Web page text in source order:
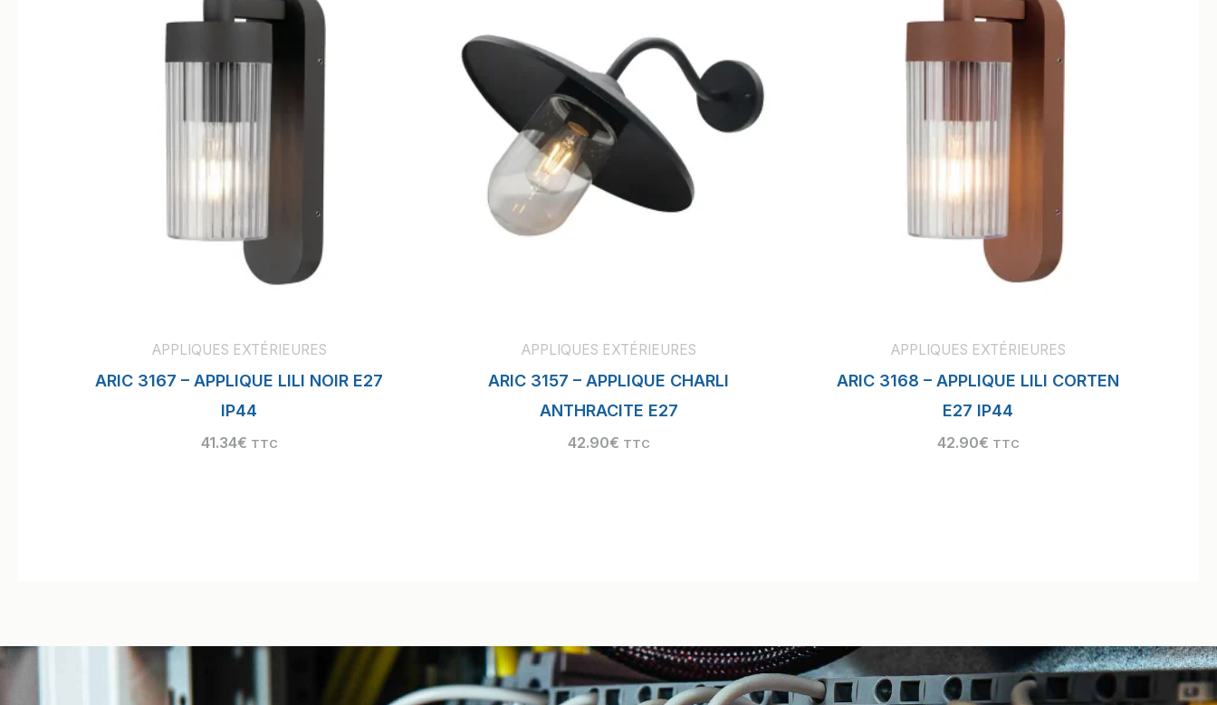
APPLIQUES EXTÉRIEURES
ARIC 3167 – APPLIQUE LILI NOIR E27
IP44
41.34€ TTC
APPLIQUES EXTÉRIEURES
ARIC 3157 – APPLIQUE CHARLI
ANTHRACITE E27
42.90€ TTC
APPLIQUES EXTÉRIEURES
ARIC 3168 – APPLIQUE LILI CORTEN
E27 IP44
42.90€ TTC